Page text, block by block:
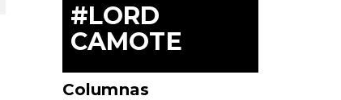
#LORD
CAMOTE
Columnas